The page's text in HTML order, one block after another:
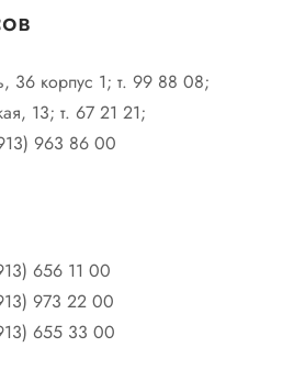
36 корпус 1; т. 99 88 08;
13; т. 67 21 21;
963 86 00
656 11 00
973 22 00
655 33 00